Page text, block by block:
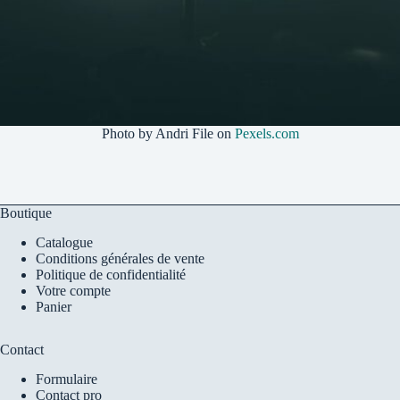
Photo by Andri File on Pexels.com
Boutique
Catalogue
Conditions générales de vente
Politique de confidentialité
Votre compte
Panier
Contact
Formulaire
Contact pro